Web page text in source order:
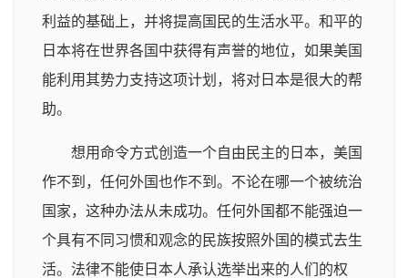
利益的基础上，并将提高国民的生活水平。和平的
日本将在世界各国中获得有声誉的地位，如果美国
能利用其势力支持这项计划，将对日本是很大的帮
助。
想用命令方式创造一个自由民主的日本，美国
作不到，任何外国也作不到。不论在哪一个被统治
国家，这种办法从未成功。任何外国都不能强迫一
个具有不同习惯和观念的民族按照外国的模式去生
活。法律不能使日本人承认选举出来的人们的权